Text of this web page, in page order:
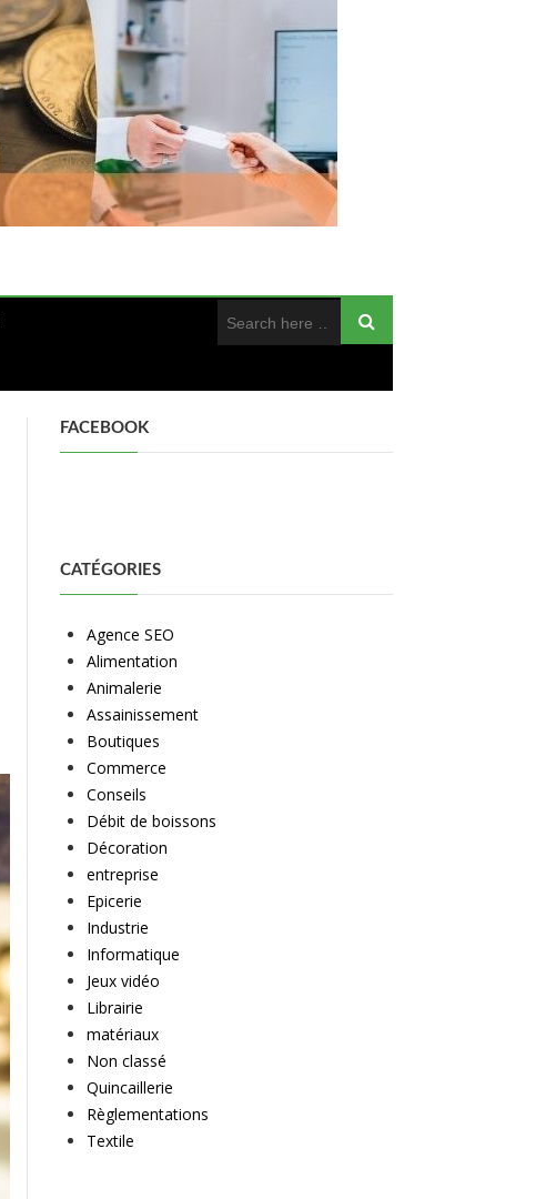
FACEBOOK
CATÉGORIES
Agence SEO
Alimentation
Animalerie
Assainissement
Boutiques
Commerce
Conseils
Débit de boissons
Décoration
entreprise
Epicerie
Industrie
Informatique
Jeux vidéo
Librairie
matériaux
Non classé
Quincaillerie
Règlementations
Textile